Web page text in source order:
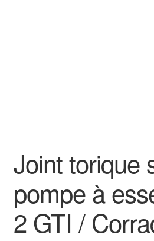
Joint torique
pompe à
2 GTI /